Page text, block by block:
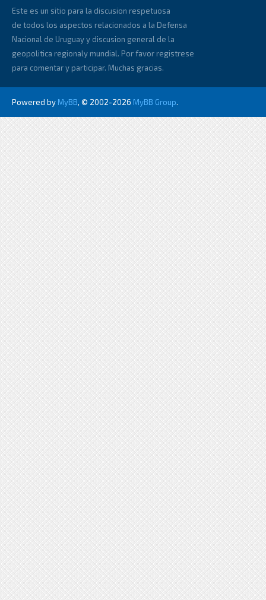
Este es un sitio para la discusion respetuosa
de todos los aspectos relacionados a la Defensa
Nacional de Uruguay y discusion general de la
geopolitica regionaly mundial. Por favor registrese
para comentar y participar. Muchas gracias.
Powered by MyBB, © 2002-2026 MyBB Group.